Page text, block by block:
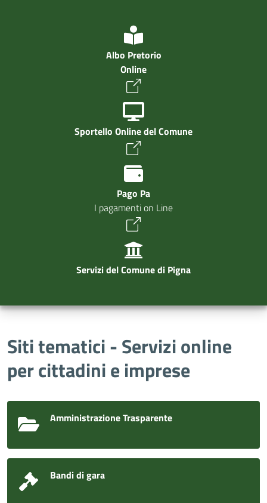
Albo Pretorio
Online
Sportello Online del Comune
Pago Pa
I pagamenti on Line
Servizi del Comune di Pigna
Siti tematici - Servizi online
per cittadini e imprese
Amministrazione Trasparente
Bandi di gara